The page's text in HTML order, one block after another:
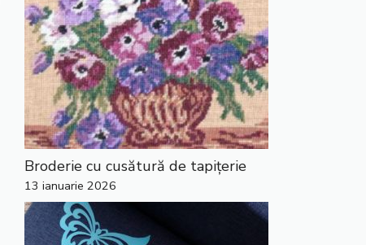
Broderie cu cusătură de tapițerie
13 ianuarie 2026